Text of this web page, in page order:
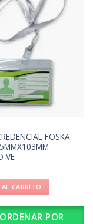
FOSKA
VE
CARRITO
ORDENAR POR